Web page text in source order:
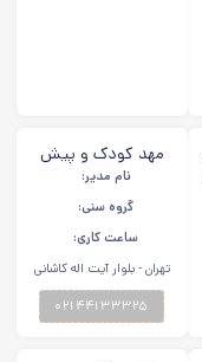
مهد کودک و پیش
دبستانی دو زبانه ندا
نام مدیر:
گروه سنی:
ساعت کاری:
تهران - بلوار آیت اله کاشانی
- سازمان برنامه شمالی -
خیابان یکم شرقی - پلاک ۱۸
۰۲۱۴۴۱۳۳۳۲۵